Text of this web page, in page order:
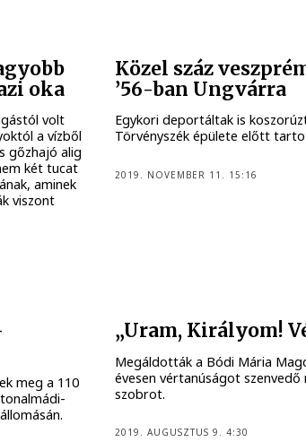
oka
volt
a vízből
gőzhajó alig
két tucat
aminek
viszont
Közel száz
’56-ban Ungvárra
Egykori deportáltak is
Törvényszék épülete előtt
2019. NOVEMBER 11. 15:16
meg a 110
„Uram, Királyom!
Megáldották a Bódi Mária
évesen vértanúságot szenvedő
szobrot.
2019. AUGUSZTUS 9. 4:30